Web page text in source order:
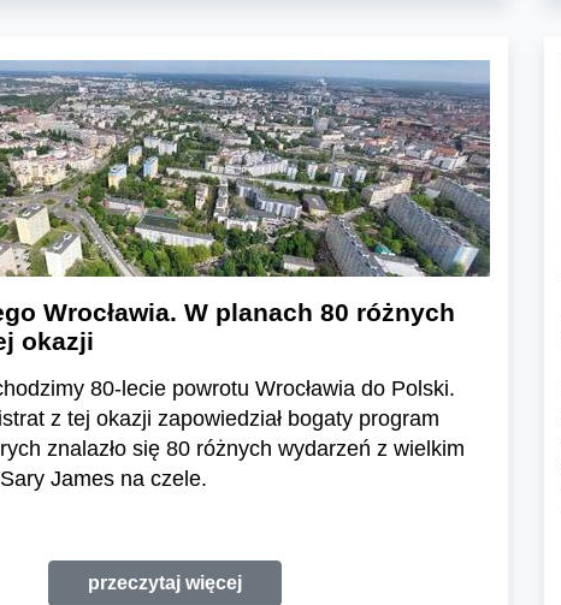
Wrocławia. W planach 80 różnych
okazji
80-lecie powrotu Wrocławia do Polski.
z tej okazji zapowiedział bogaty program
znalazło się 80 różnych wydarzeń z wielkim
James na czele.
przeczytaj więcej